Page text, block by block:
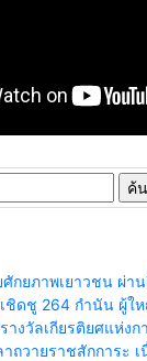
กยภาพเยาวชน ผ่า
ชิดชู 264 กำนัน ผู้ใ
างวัลเกียรติยศแห่งก
ถวายราชสักการะ